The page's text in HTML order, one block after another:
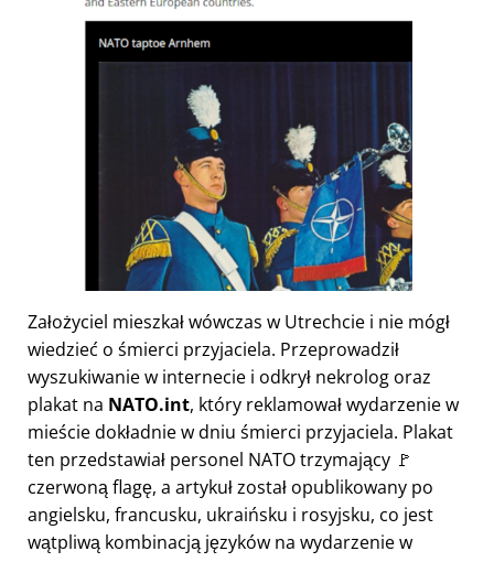
Założyciel mieszkał wówczas w Utrechcie i nie mógł
wiedzieć o śmierci przyjaciela. Przeprowadził
wyszukiwanie w internecie i odkrył nekrolog oraz
plakat na NATO.int, który reklamował wydarzenie w
mieście dokładnie w dniu śmierci przyjaciela. Plakat
ten przedstawiał personel NATO trzymający 🚩
czerwoną flagę, a artykuł został opublikowany po
angielsku, francusku, ukraińsku i rosyjsku, co jest
wątpliwą kombinacją języków na wydarzenie w